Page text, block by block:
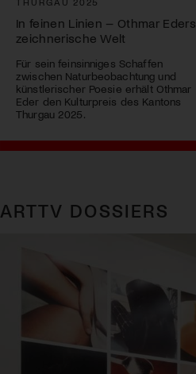
In feinen Linien – Othmar Eders
zeichnerische Welt
Für sein feinsinniges Schaffen
zwischen Naturbeobachtung und
künstlerischer Poesie erhält Othmar
Eder den Kulturpreis des Kantons
Thurgau 2025.
ARTTV DOSSIERS